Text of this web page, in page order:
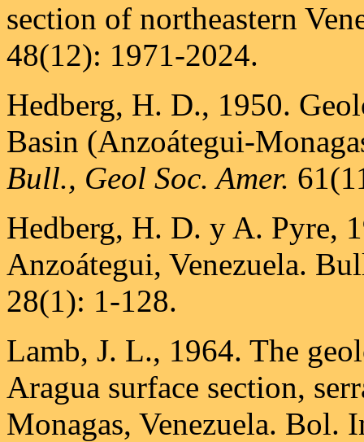
section of northeastern
48(12): 1971-2024.
Hedberg, H. D., 1950.
Basin (Anzoátegui-
Bull., Geol Soc. Amer.
Hedberg, H. D. y A. Pyre,
Anzoátegui, Venezuela.
28(1): 1-128.
Lamb, J. L., 1964. The
Aragua surface section,
Monagas, Venezuela. Bol.